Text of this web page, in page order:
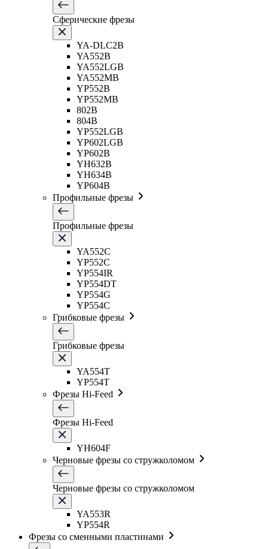
Сферические фрезы
YA-DLC2B
YA552B
YA552LGB
YA552MB
YP552B
YP552MB
802B
804B
YP552LGB
YP602LGB
YP602B
YH632B
YH634B
YP604B
Профильные фрезы
Профильные фрезы
YA552C
YP552C
YP554IR
YP554DT
YP554G
YP554C
Грибковые фрезы
Грибковые фрезы
YA554T
YP554T
Фрезы Hi-Feed
Фрезы Hi-Feed
YH604F
Черновые фрезы со стружколомом
Черновые фрезы со стружколомом
YA553R
YP554R
Фрезы со сменными пластинами